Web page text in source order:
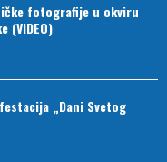
fotografije u okviru
(VIDEO)
„Dani Svetog